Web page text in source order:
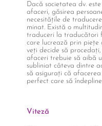
Dacă societatea dv.
afaceri, găsirea
necesitățile de
minat. Există o
traduceri la traducători
care lucrează prin piețe
veți decide să
afaceri trebuie să aibă
subliniat câteva dintre
să asigurați că
perfect care să
Viteză